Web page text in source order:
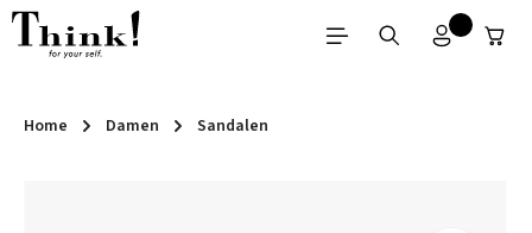
Zum Hauptinhalt springen
Home Damen Sandalen